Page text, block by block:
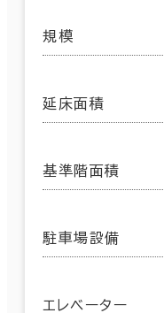
規模
延床面積
基準階面積
駐車場設備
エレベーター